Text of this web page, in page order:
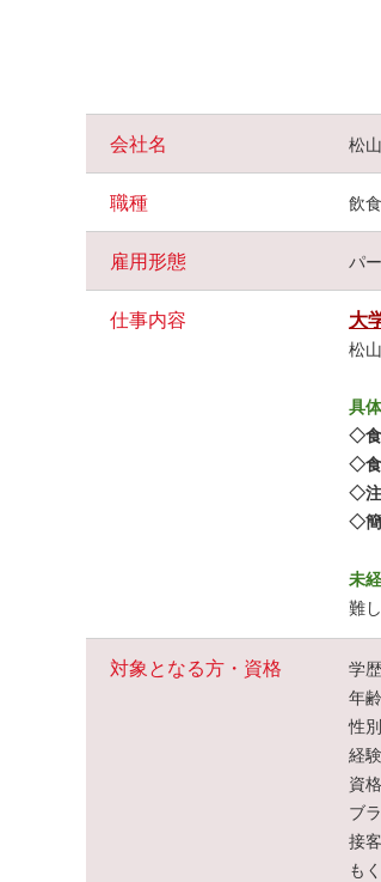
常に複数のスタッフがサポートする
土日祝休み（一部例外あり）＋春・
Wワークとして夕方から」などライ
希望の働き方をご相談ください。
代～60代の幅広い世代が在籍してお
働きやすさとフォロー体制の充実
スタッフ同士フォローし合える環境
また、仕事内容は簡単なものが多く
(200円
学生に元気をもらえる明るい環境で
会社名 松
職種 飲
雇用形態 パ
仕事内容 大
松
具
◇食
◇食
◇注
◇簡
未
難
対象となる方・資格
学
年
性
経
資
ブ
接
も